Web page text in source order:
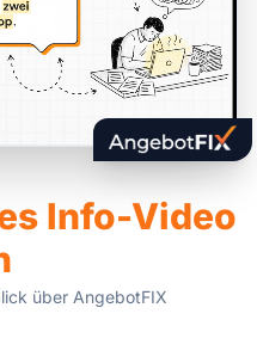
Info-Video
über AngebotFIX